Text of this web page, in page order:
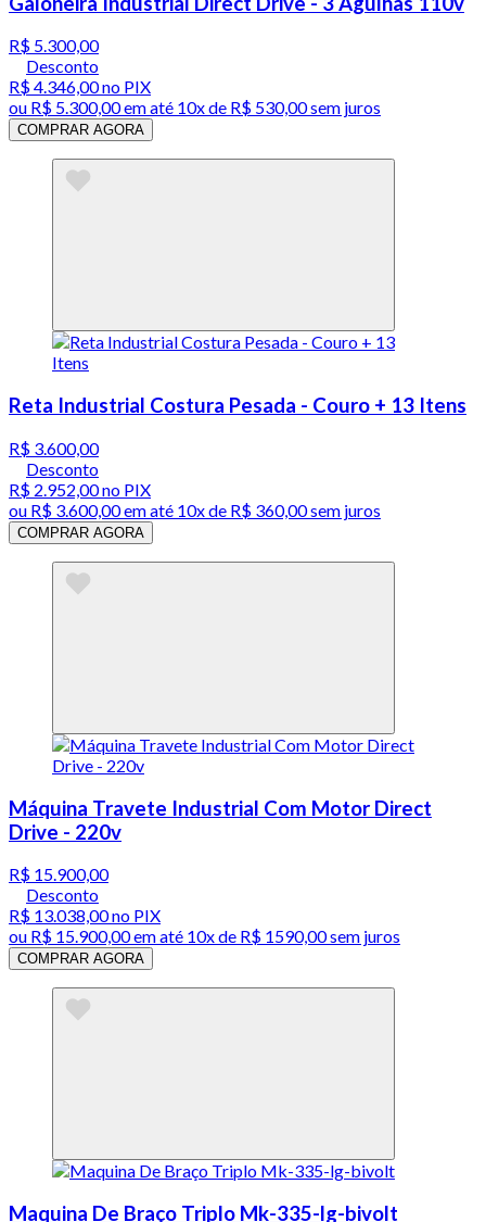
R$ 5.300,00
Desconto
R$ 4.346,00no PIX
ou R$ 5.300,00em até 10x de R$ 530,00 sem juros
COMPRAR AGORA
Reta Industrial Costura Pesada - Couro + 13 Itens
R$ 3.600,00
Desconto
R$ 2.952,00no PIX
ou R$ 3.600,00em até 10x de R$ 360,00 sem juros
COMPRAR AGORA
Máquina Travete Industrial Com Motor Direct
Drive - 220v
R$ 15.900,00
Desconto
R$ 13.038,00no PIX
ou R$ 15.900,00em até 10x de R$ 1590,00 sem juros
COMPRAR AGORA
Maquina De Braço Triplo Mk-335-lg-bivolt